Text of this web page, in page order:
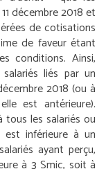
décembre 2018 et
de cotisations
de faveur étant
conditions. Ainsi,
liés par un
2018 (ou à
est antérieure).
tous les salariés ou
inférieure à un
ayant perçu,
à 3 Smic, soit à